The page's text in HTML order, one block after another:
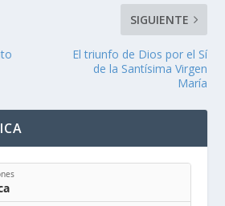
SIGUIENTE
El triunfo de Dios por el Sí
de la Santísima Virgen
María